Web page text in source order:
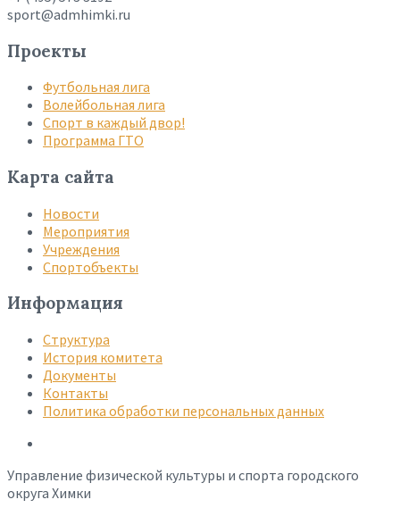
sport@admhimki.ru
Проекты
Футбольная лига
Волейбольная лига
Спорт в каждый двор!
Программа ГТО
Карта сайта
Новости
Мероприятия
Учреждения
Спортобъекты
Информация
Структура
История комитета
Документы
Контакты
Политика обработки персональных данных
Управление физической культуры и спорта городского
округа Химки